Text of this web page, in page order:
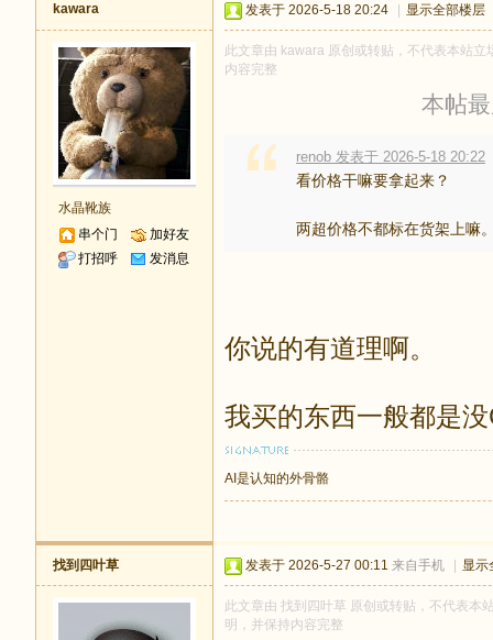
kawara
水晶靴族
串个门
加好友
打招呼
发消息
发表于 2026-5-18 20:24 显示全部楼层
此文章由 kawara 原创或转贴，不代表本站
内容完整
本帖
renob 发表于 2026-5-18 20:22
看价格干嘛要拿起来？
两超价格不都标在货架上嘛
你说的有道理啊。
我买的东西一般都是
AI是认知的外骨骼
找到四叶草 发表于 2026-5-27 00:11 来自手机 显示
此文章由 找到四叶草 原创或转贴，不代表本
明，并保持内容完整